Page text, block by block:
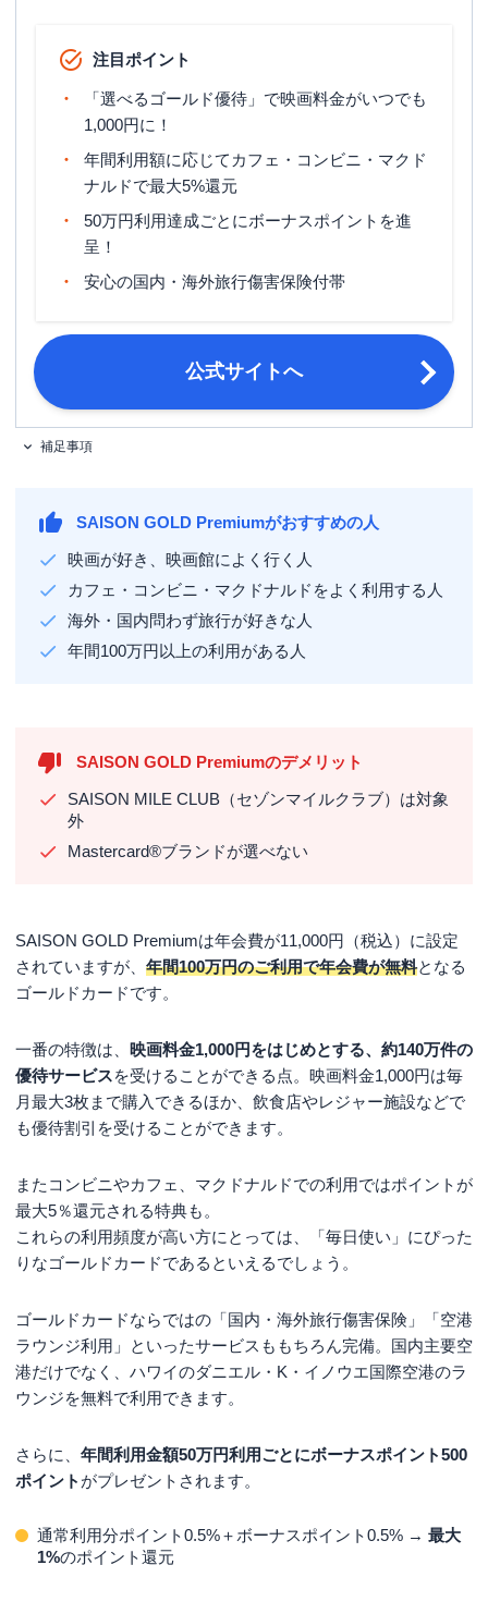
ETCカード発行期間
マイル還元率（最大）
1.5%（600マイル÷ (1,000円÷5ポイン
ト×200ポイント) ×100）
旅行傷害保険 国内旅行傷害保険・海外旅行傷害保険
シング：翌々月4日払い
申し込み条件
18歳以上で連絡が可能な方、当社の提
注目ポイント
「選べるゴールド優待」で映画料金がいつでも
1,000円に！
年間利用額に応じてカフェ・コンビニ・マクド
ナルドで最大5%還元
50万円利用達成ごとにボーナスポイントを進
呈！
安心の国内・海外旅行傷害保険付帯
公式サイトへ
補足事項
SAISON GOLD Premiumがおすすめの人
映画が好き、映画館によく行く人
カフェ・コンビニ・マクドナルドをよく利用する人
海外・国内問わず旅行が好きな人
年間100万円以上の利用がある人
SAISON GOLD Premiumのデメリット
SAISON MILE CLUB（セゾンマイルクラブ）は対象
外
Mastercard®ブランドが選べない
SAISON GOLD Premiumは年会費が11,000円（税込）に設定
されていますが、 年間100万円のご利用で年会費が無料となる
ゴールドカードです。
一番の特徴は、 映画料金1,000円をはじめとする、約140万件の
優待サービスを受けることができる点。映画料金1,000円は毎
月最大3枚まで購入できるほか、飲食店やレジャー施設などで
も優待割引を受けることができます。
またコンビニやカフェ、マクドナルドでの利用ではポイントが
最大5％還元される特典も。
これらの利用頻度が高い方にとっては、「毎日使い」にぴった
りなゴールドカードであるといえるでしょう。
ゴールドカードならではの「国内・海外旅行傷害保険」「空港
ラウンジ利用」といったサービスももちろん完備。国内主要空
港だけでなく、ハワイのダニエル・K・イノウエ国際空港のラ
ウンジを無料で利用できます。
さらに、 年間利用金額50万円利用ごとにボーナスポイント500
ポイント がプレゼントされます。
通常利用分ポイント0.5%＋ボーナスポイント0.5% → 最大
1%のポイント還元